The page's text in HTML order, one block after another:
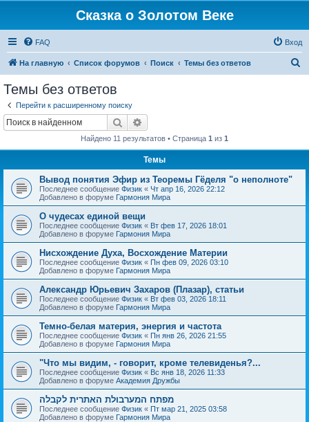
Сказка о Золотом Веке
FAQ Вход
На главную Список форумов Поиск Темы без ответов
Темы без ответов
Перейти к расширенному поиску
Поиск
Найдено 11 результатов • Страница 1 из 1
Темы
Вывод понятия Эфир из Теоремы Гёделя "о неполноте"
Последнее сообщение Физик « Чт апр 16, 2026 22:12
Добавлено в форуме Гармония Мира
О чудесах единой вещи
Последнее сообщение Физик « Вт фев 17, 2026 18:01
Добавлено в форуме Гармония Мира
Нисхождение Духа, Восхождение Материи
Последнее сообщение Физик « Пн фев 09, 2026 03:10
Добавлено в форуме Гармония Мира
Александр Юрьевич Захаров (Плазар), статьи
Последнее сообщение Физик « Вт фев 03, 2026 18:11
Добавлено в форуме Гармония Мира
Темно-белая материя, энергия и частота
Последнее сообщение Физик « Пн янв 26, 2026 21:55
Добавлено в форуме Гармония Мира
"Что мы видим, - говорит, кроме телевиденья?...
Последнее сообщение Физик « Вс янв 18, 2026 11:33
Добавлено в форуме Академия Дружбы
מפתח המערבולת האתרית לקבלה
Последнее сообщение Физик « Пт мар 21, 2025 03:58
Добавлено в форуме Гармония Мира